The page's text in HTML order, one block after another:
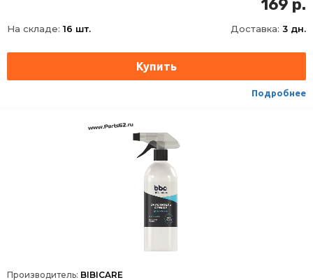
120
Длина упаковки, мм
310
169 р.
На складе: 16 шт. Доставка: 3 дн.
Подробнее
Производитель: BIBICARE